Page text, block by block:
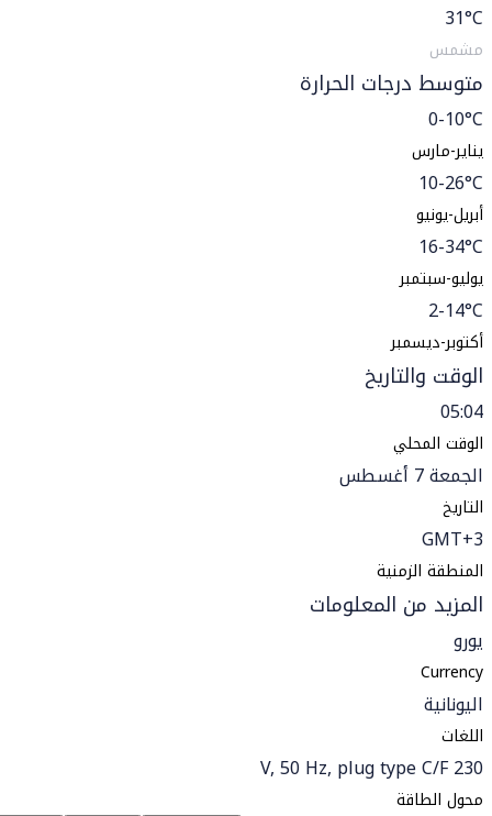
31°C
مشمس
متوسط درجات الحرارة
0-10°C
يناير-مارس
10-26°C
أبريل-يونيو
16-34°C
يوليو-سبتمبر
2-14°C
أكتوبر-ديسمبر
الوقت والتاريخ
05:04
الوقت المحلي
الجمعة 7 أغسطس
التاريخ
GMT+3
المنطقة الزمنية
المزيد من المعلومات
يورو
Currency
اليونانية
اللغات
230 V, 50 Hz, plug type C/F
محول الطاقة